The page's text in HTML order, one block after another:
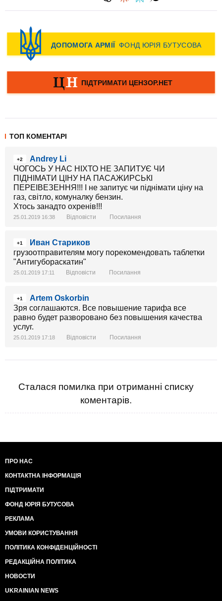
ТОП КОМЕНТАРІ
+2
Andrey Li
ЧОГОСЬ У НАС НІХТО НЕ ЗАПИТУЄ ЧИ
ПІДНІМАТИ ЦІНУ НА ПАСАЖИРСЬКІ
ПЕРЕІВЕЗЕННЯ!!! І не запитує чи піднімати ціну на
газ, світло, комуналку бензин.
Хтось занадто охренів!!!
25.01.2019 16:38 Відповісти Посилання
+1
Иван Стариков
грузоотправителям могу порекомендовать таблетки
"Антигубораскатин"
25.01.2019 17:11 Відповісти Посилання
+1
Artem Oskorbin
Зря соглашаются. Все повышение тарифа все
равно будет разворовано без повышения качества
услуг.
25.01.2019 17:18 Відповісти Посилання
Сталася помилка при отриманні списку
коментарів.
ПРО НАС
КОНТАКТНА ІНФОРМАЦІЯ
ПІДТРИМАТИ
ФОНД ЮРІЯ БУТУСОВА
РЕКЛАМА
УМОВИ КОРИСТУВАННЯ
ПОЛІТИКА КОНФІДЕНЦІЙНОСТІ
РЕДАКЦІЙНА ПОЛІТИКА
НОВОСТИ
UKRAINIAN NEWS